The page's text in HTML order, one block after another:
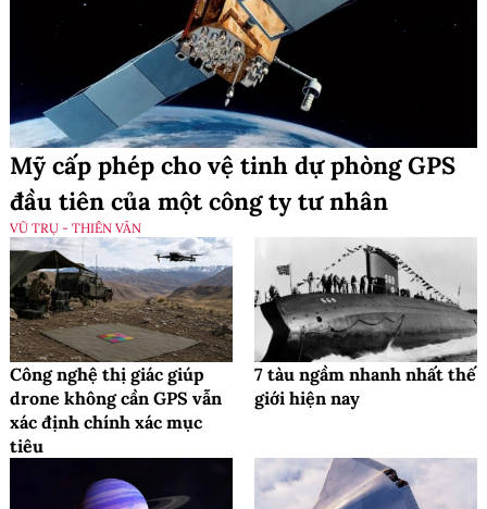
Mỹ cấp phép cho vệ tinh dự phòng GPS
đầu tiên của một công ty tư nhân
VŨ TRỤ - THIÊN VĂN
Công nghệ thị giác giúp
drone không cần GPS vẫn
xác định chính xác mục
tiêu
7 tàu ngầm nhanh nhất thế
giới hiện nay